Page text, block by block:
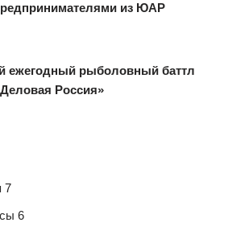
из ЮАР
ежегодный рыболовный баттл
Россия»
7
6